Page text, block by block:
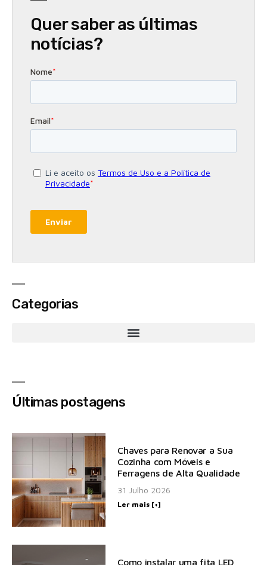
Quer saber as últimas
notícias?
Categorias
Últimas postagens
Chaves para Renovar a Sua
Cozinha com Móveis e
Ferragens de Alta Qualidade
31 Julho 2026
Ler mais [+]
Como instalar uma fita LED